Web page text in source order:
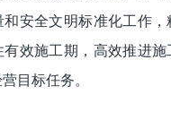
和安全文明标准化工作，
有效施工期，高效推进施
目标任务。